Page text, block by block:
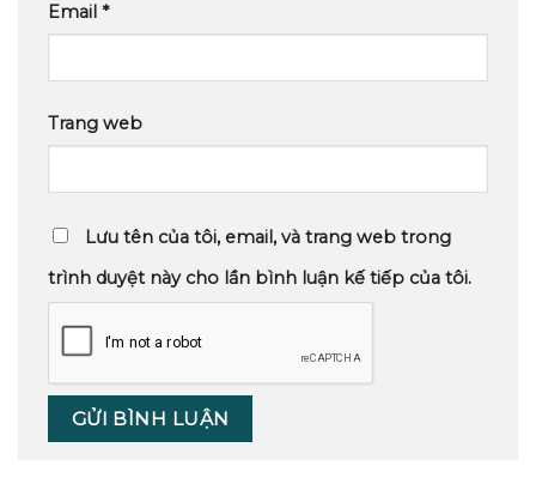
Email *
Trang web
Lưu tên của tôi, email, và trang web trong
trình duyệt này cho lần bình luận kế tiếp của tôi.